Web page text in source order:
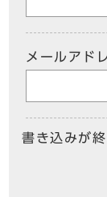
メールアド
書き込みが